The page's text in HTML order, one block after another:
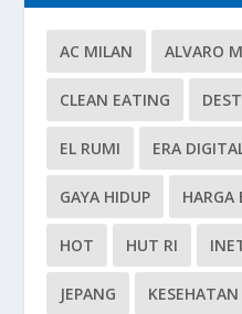
AC MILAN ALVARO
CLEAN EATING
EL RUMI ERA
GAYA HIDUP HARGA
HOT HUT RI
JEPANG KESEHATAN